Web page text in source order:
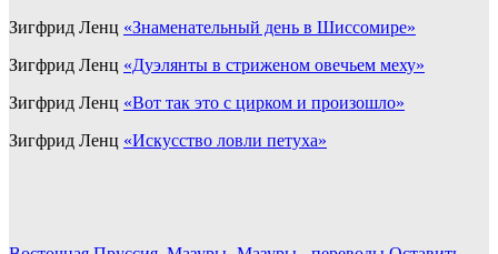
Зигфрид Ленц «Знаменательный день в Шиссомире»
Зигфрид Ленц «Дуэлянты в стриженом овечьем меху»
Зигфрид Ленц «Вот так это с цирком и произошло»
Зигфрид Ленц «Искусство ловли петуха»